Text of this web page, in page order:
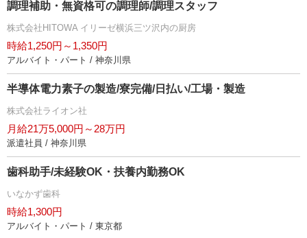
調理補助・無資格可の調理師/調理スタッフ
株式会社HITOWA イリーゼ横浜三ツ沢内の厨房
時給1,250円～1,350円
アルバイト・パート / 神奈川県
半導体電力素子の製造/寮完備/日払い/工場・製造
株式会社ライオン社
月給21万5,000円～28万円
派遣社員 / 神奈川県
歯科助手/未経験OK・扶養内勤務OK
いなかず歯科
時給1,300円
アルバイト・パート / 東京都